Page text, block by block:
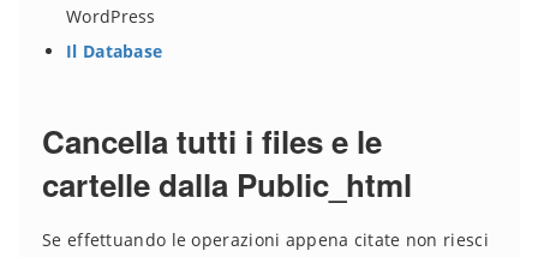
WordPress
Il Database
Cancella tutti i files e le
cartelle dalla Public_html
Se effettuando le operazioni appena citate non riesci